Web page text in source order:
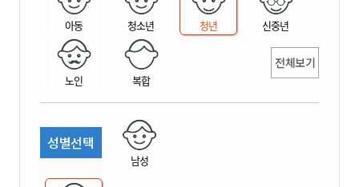
아동 청소년 청년 신중년
노인 복합
전체보기
성별선택
남성